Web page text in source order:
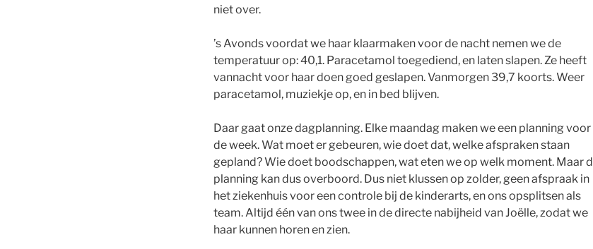
niet over.
’s Avonds voordat we haar klaarmaken voor de nacht nemen we de
temperatuur op: 40,1. Paracetamol toegediend, en laten slapen. Ze heeft
vannacht voor haar doen goed geslapen. Vanmorgen 39,7 koorts. Weer
paracetamol, muziekje op, en in bed blijven.
Daar gaat onze dagplanning. Elke maandag maken we een planning voor
de week. Wat moet er gebeuren, wie doet dat, welke afspraken staan
gepland? Wie doet boodschappen, wat eten we op welk moment. Maar
planning kan dus overboord. Dus niet klussen op zolder, geen afspraak in
het ziekenhuis voor een controle bij de kinderarts, en ons opsplitsen als
team. Altijd één van ons twee in de directe nabijheid van Joëlle, zodat we
haar kunnen horen en zien.